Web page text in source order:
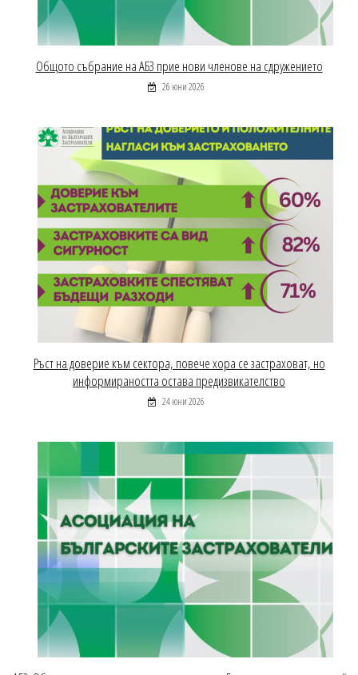
Общото събрание на АБЗ прие нови членове на сдружението
26 юни 2026
Ръст на доверие към сектора, повече хора се застраховат, но
информираността остава предизвикателство
24 юни 2026